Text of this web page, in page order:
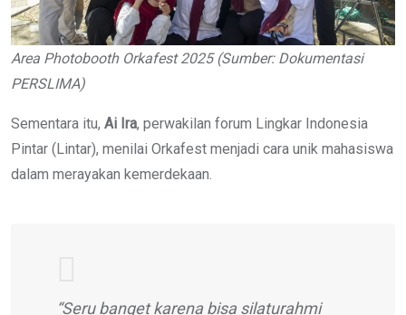
Area Photobooth Orkafest 2025(Sumber: Dokumentasi
PERSLIMA)
Sementara itu, Ai Ira, perwakilan forum Lingkar Indonesia
Pintar (Lintar), menilai Orkafest menjadi cara unik mahasiswa
dalam merayakan kemerdekaan.
“Seru banget karena bisa silaturahmi